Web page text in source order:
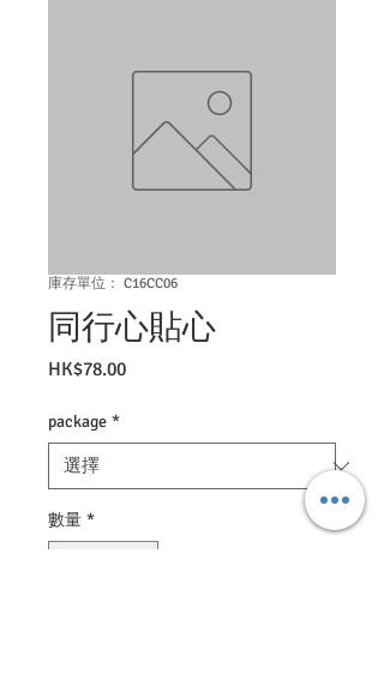
庫存單位： C16CC06
同行心貼心
HK$78.00價
package *
數量 *